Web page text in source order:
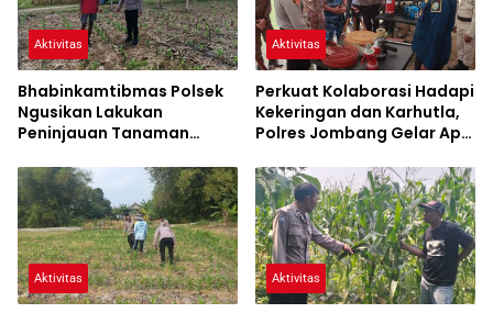
Aktivitas
Bhabinkamtibmas Polsek
Ngusikan Lakukan
Peninjauan Tanaman
Mendukung Ketahanan
Pangan
Aktivitas
Perkuat Kolaborasi Hadapi
Kekeringan dan Karhutla,
Polres Jombang Gelar Apel
Aktivitas Aktivitas